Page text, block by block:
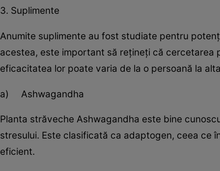
3. Suplimente
Anumite suplimente au fost studiate pentru
acestea, este important să rețineți că cercetarea
eficacitatea lor poate varia de la o persoană la
a) Ashwagandha
Planta străveche Ashwagandha este bine
stresului. Este clasificată ca adaptogen, ceea ce
eficient.